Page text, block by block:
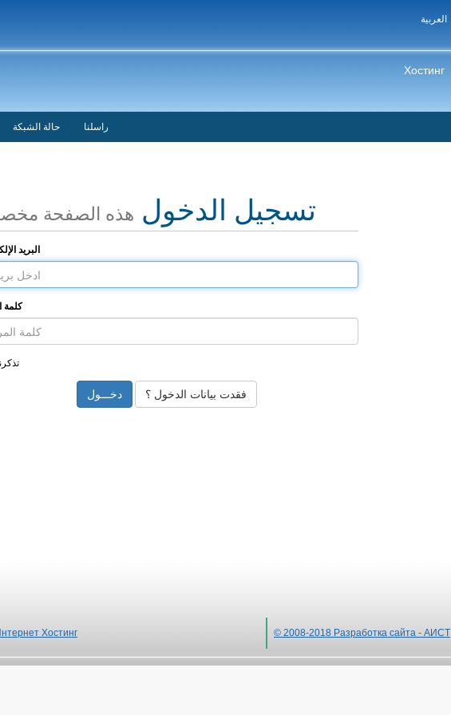
Хостинг
حالة الشبكة راسلنا
تسجيل الدخول هذه الصفحة
البريد
كلمة
فقدت بيانات الدخول ؟
Хостинг © 2008-2018 Разработка сайта - АИСТ